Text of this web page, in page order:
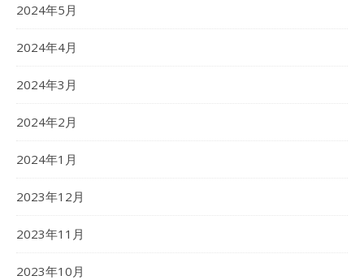
2024年5月
2024年4月
2024年3月
2024年2月
2024年1月
2023年12月
2023年11月
2023年10月